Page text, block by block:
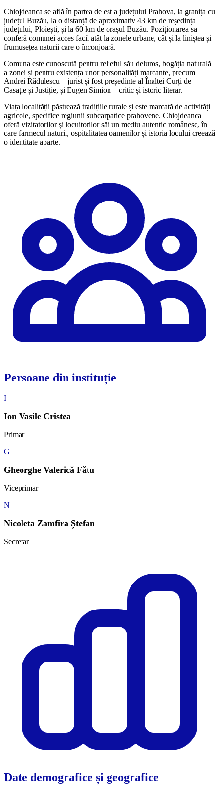
Chiojdeanca se află în partea de est a județului Prahova, la granița cu
județul Buzău, la o distanță de aproximativ 43 km de reședința
județului, Ploiești, și la 60 km de orașul Buzău. Poziționarea sa
conferă comunei acces facil atât la zonele urbane, cât și la liniștea și
frumusețea naturii care o înconjoară.
Comuna este cunoscută pentru relieful său deluros, bogăția naturală
a zonei și pentru existența unor personalități marcante, precum
Andrei Rădulescu – jurist și fost președinte al Înaltei Curți de
Casație și Justiție, și Eugen Simion – critic și istoric literar.
Viața localității păstrează tradițiile rurale și este marcată de activități
agricole, specifice regiunii subcarpatice prahovene. Chiojdeanca
oferă vizitatorilor și locuitorilor săi un mediu autentic românesc, în
care farmecul naturii, ospitalitatea oamenilor și istoria locului creează
o identitate aparte.
Persoane din instituție
I
Ion Vasile Cristea
Primar
G
Gheorghe Valerică Fătu
Viceprimar
N
Nicoleta Zamfira Ștefan
Secretar
Date demografice și geografice